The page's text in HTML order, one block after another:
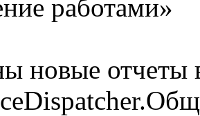
работами»
новые отчеты